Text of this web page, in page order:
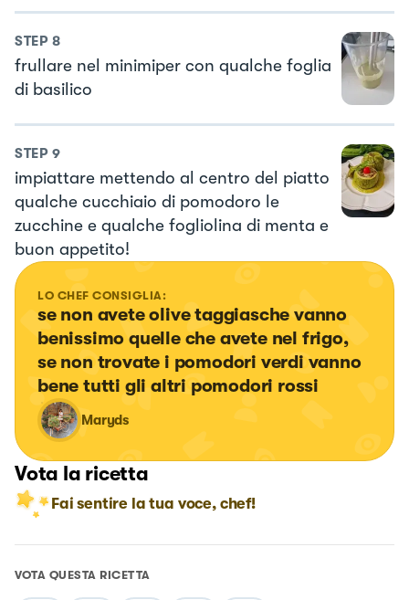
STEP 8
frullare nel minimiper con qualche foglia
di basilico
STEP 9
impiattare mettendo al centro del piatto
qualche cucchiaio di pomodoro le
zucchine e qualche fogliolina di menta e
buon appetito!
LO CHEF CONSIGLIA:
se non avete olive taggiasche vanno
benissimo quelle che avete nel frigo,
se non trovate i pomodori verdi vanno
bene tutti gli altri pomodori rossi
Maryds
Vota la ricetta
Fai sentire la tua voce, chef!
VOTA QUESTA RICETTA